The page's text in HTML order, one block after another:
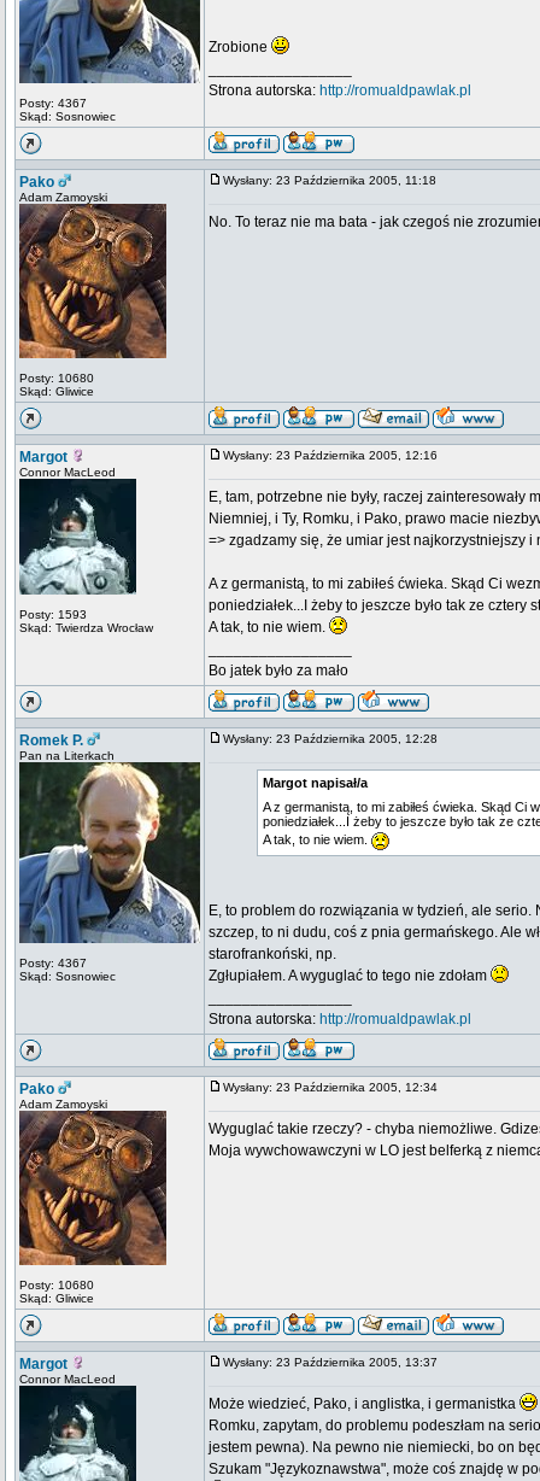
Posty: 4367
Skąd: Sosnowiec
Zrobione
Strona autorska: http://romualdpawlak.pl
Pako
Adam Zamoyski
Posty: 10680
Skąd: Gliwice
Wysłany: 23 Października 2005, 11:18
No. To teraz nie ma bata - jak czegoś nie
Margot
Connor MacLeod
Posty: 1593
Skąd: Twierdza Wrocław
Wysłany: 23 Października 2005, 12:16
E, tam, potrzebne nie były, raczej
Niemniej, i Ty, Romku, i Pako, prawo macie
=> zgadzamy się, że umiar jest najkorzystniejszy i
A z germanistą, to mi zabiłeś ćwieka. Skąd Ci
poniedziałek...I żeby to jeszcze było tak ze
A tak, to nie wiem.
Bo jatek było za mało
Romek P.
Pan na Literkach
Posty: 4367
Skąd: Sosnowiec
Wysłany: 23 Października 2005, 12:28
Margot napisał/a
A z germanistą, to mi zabiłeś ćwieka. Skąd Ci
poniedziałek...I żeby to jeszcze było tak ze
A tak, to nie wiem.
E, to problem do rozwiązania w tydzień, ale serio.
szczep, to ni dudu, coś z pnia germańskego. Ale
starofrankoński, np.
Zgłupiałem. A wyguglać to tego nie zdołam
Strona autorska: http://romualdpawlak.pl
Pako
Adam Zamoyski
Posty: 10680
Skąd: Gliwice
Wysłany: 23 Października 2005, 12:34
Wyguglać takie rzeczy? - chyba niemożliwe.
Moja wywchowawczyni w LO jest belferką z
Margot
Connor MacLeod
Wysłany: 23 Października 2005, 13:37
Może wiedzieć, Pako, i anglistka, i germanistka
Romku, zapytam, do problemu podeszłam na
jestem pewna). Na pewno nie niemiecki, bo on
Szukam "Językoznawstwa", może coś znajdę w